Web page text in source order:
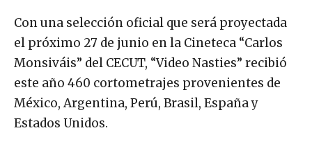
Con una selección oficial que será proyectada
el próximo 27 de junio en la Cineteca “Carlos
Monsiváis” del CECUT, “Video Nasties” recibió
este año 460 cortometrajes provenientes de
México, Argentina, Perú, Brasil, España y
Estados Unidos.